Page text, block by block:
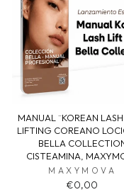
MANUAL ¨KOREAN
LIFTING COREANO
BELLA
CISTEAMINA,
MAXYMOVA
€0,00